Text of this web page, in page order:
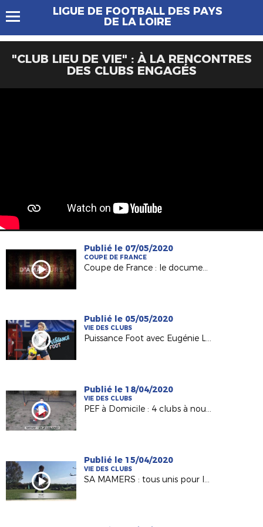
LIGUE DE FOOTBALL DES PAYS
DE LA LOIRE
"CLUB LIEU DE VIE" : À LA RENCONTRES
DES CLUBS ENGAGÉS
Publié le 07/05/2020
COUPE DE FRANCE
Coupe de France : le documentaire sur l'épopée de Calais en 2000
Publié le 05/05/2020
VIE DES CLUBS
Puissance Foot avec Eugénie Le Sommer
Publié le 18/04/2020
VIE DES CLUBS
PEF à Domicile : 4 clubs à nouveau représentés !
Publié le 15/04/2020
VIE DES CLUBS
SA MAMERS : tous unis pour les 100 ans !